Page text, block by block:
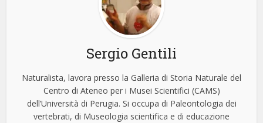
Sergio Gentili
Naturalista, lavora presso la Galleria di Storia Naturale del
Centro di Ateneo per i Musei Scientifici (CAMS)
dell’Università di Perugia. Si occupa di Paleontologia dei
vertebrati, di Museologia scientifica e di educazione